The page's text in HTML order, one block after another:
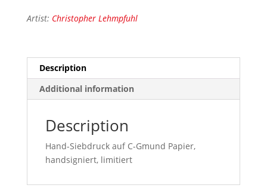
Artist: Christopher Lehmpfuhl
Description
Additional information
Description
Hand-Siebdruck auf C-Gmund Papier,
handsigniert, limitiert